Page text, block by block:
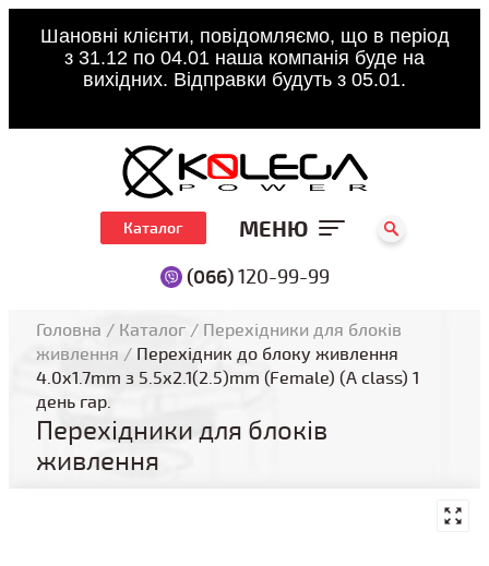
Шановні клієнти, повідомляємо, що в період
з 31.12 по 04.01 наша компанія буде на
вихідних. Відправки будуть з 05.01.
(066)120-99-99
Каталог МЕНЮ
Головна / Каталог / Перехідники для блоків
живлення / Перехідник до блоку живлення
4.0x1.7mm з 5.5x2.1(2.5)mm (Female) (A class) 1
день гар.
Перехідники для блоків
живлення